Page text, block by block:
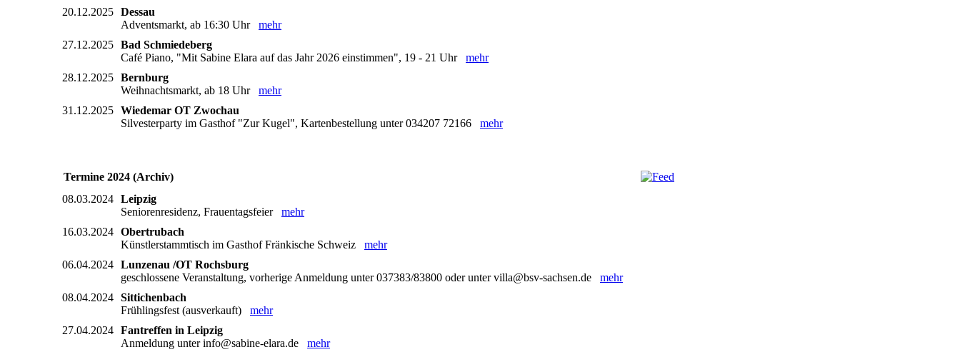
20.12.2025 Dessau
Adventsmarkt, ab 16:30 Uhr mehr
27.12.2025 Bad Schmiedeberg
Café Piano, "Mit Sabine Elara auf das Jahr 2026 einstimmen", 19 - 21 Uhr mehr
28.12.2025 Bernburg
Weihnachtsmarkt, ab 18 Uhr mehr
31.12.2025 Wiedemar OT Zwochau
Silvesterparty im Gasthof "Zur Kugel", Kartenbestellung unter 034207 72166 mehr
Termine 2024 (Archiv)
08.03.2024 Leipzig
Seniorenresidenz, Frauentagsfeier mehr
16.03.2024 Obertrubach
Künstlerstammtisch im Gasthof Fränkische Schweiz mehr
06.04.2024 Lunzenau /OT Rochsburg
geschlossene Veranstaltung, vorherige Anmeldung unter 037383/83800 oder unter villa@bsv-sachsen.de mehr
08.04.2024 Sittichenbach
Frühlingsfest (ausverkauft) mehr
27.04.2024 Fantreffen in Leipzig
Anmeldung unter info@sabine-elara.de mehr